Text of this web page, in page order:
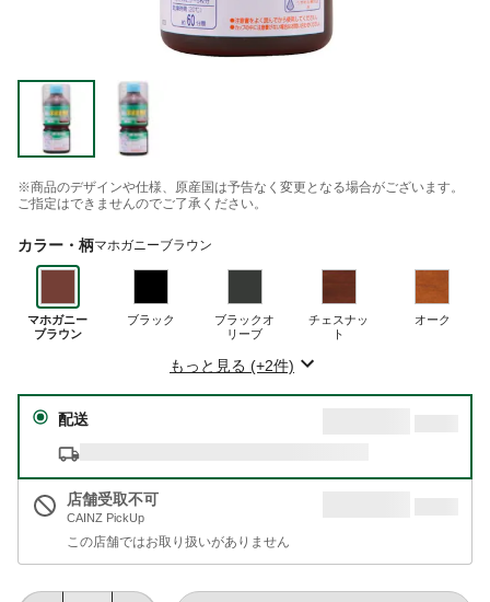
※商品のデザインや仕様、原産国は予告なく変更となる場合がございます。
ご指定はできませんのでご了承ください。
カラー・柄マホガニーブラウン
マホガニー
ブラウン
ブラック
ブラックオ
リーブ
チェスナッ
ト
オーク
もっと見る (+2件)
配送
店舗受取不可
CAINZ PickUp
この店舗ではお取り扱いがありません